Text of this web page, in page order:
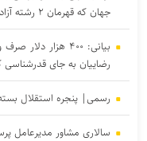
جهان که قهرمان ۲ رشته آزاد و فرنگی شده بود
بیانی: ۴۰۰ هزار
رضاییان به جای قدرشناسی کلاس ۲۰۰ میلیارد
رسمی| پنجره استقلال
سالاری مشاور مدیرعامل